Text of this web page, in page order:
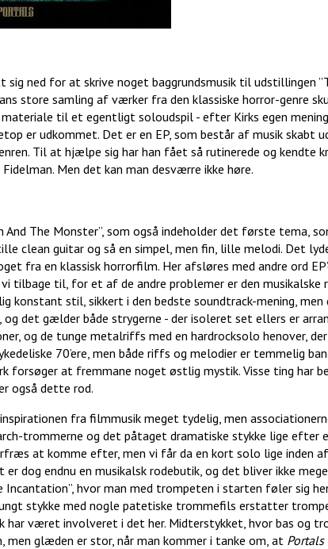
ned for at skrive noget baggrundsmusik til udstillingen
store samling af værker fra den klassiske horror-genre
til et egentligt soloudspil - efter Kirks egen
er udkommet. Det er en EP, som består af musik
Til at hjælpe sig har han fået så rutinerede og kendte
Men det kan man desværre ikke høre.
And The Monster”, som også indeholder det første tema,
clean guitar og så en simpel, men fin, lille melodi. Det
fra en klassisk horrorfilm. Her afsløres med andre ord
tilbage til, for et af de andre problemer er den
konstant stil, sikkert i den bedste soundtrack-mening, men
og det gælder både strygerne - der isoleret set ellers er
og de tunge metalriffs med en hardrocksolo henover, der
70’ere, men både riffs og melodier er temmelig
forsøger at fremmane noget østlig mystik. Visse ting har
også dette rod.
inspirationen fra filmmusik meget tydelig, men
trommerne og det påtaget dramatiske stykke lige efter
at komme efter, men vi får da en kort solo lige inden
dog endnu en musikalsk rodebutik, og det bliver ikke
Incantation”, hvor man med trompeten i starten føler sig
stykke med nogle patetiske trommefils erstatter
har været involveret i det her. Midterstykket, hvor bas og
men glæden er stor, når man kommer i tanke om, at Portals